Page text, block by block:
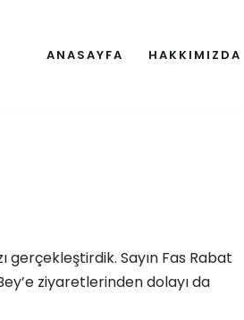
ANASAYFA HAKKIMIZDA
gerçekleştirdik. Sayın Fas Rabat
ziyaretlerinden dolayı da